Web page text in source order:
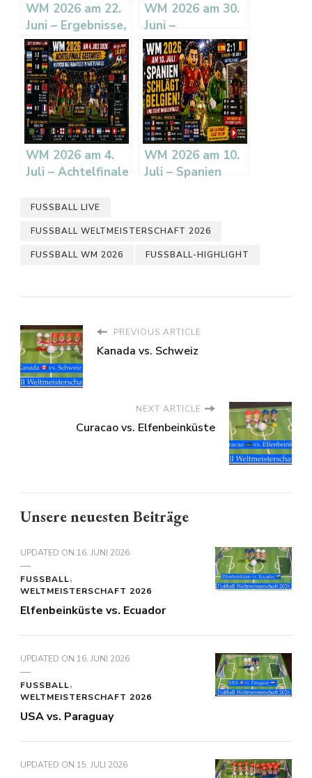
WM 2026 am 22.
Juni – Ergebnisse,
Tabellen und
Ausblick auf den
23. Juni
WM 2026 am 30.
Juni –
Deutschland
ausgeschieden,
K.o.-Phase läuft
WM 2026 am 4.
Juli – Achtelfinale
Marokko und
Viertelfinale
WM 2026 am 10.
Juli – Spanien
FUSSBALL LIVE
FUSSBALL WELTMEISTERSCHAFT 2026
FUSSBALL WM 2026 FUSSBALL-HIGHLIGHT
PREVIOUS ARTICLE
Kanada vs. Schweiz
NEXT ARTICLE
Curacao vs. Elfenbeinküste
Unsere neuesten Beiträge
UPDATED ON 16. JUNI 2026
FUSSBALL
WELTMEISTERSCHAFT 2026
Elfenbeinküste vs. Ecuador
UPDATED ON 16. JUNI 2026
FUSSBALL
WELTMEISTERSCHAFT 2026
USA vs. Paraguay
UPDATED ON 15. JULI 2026